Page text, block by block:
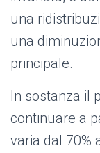
una
una
principale.
In sostanza il
continuare a
varia dal 70%